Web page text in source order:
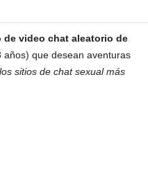
video chat aleatorio de
años) que desean aventuras
sitios de chat sexual más